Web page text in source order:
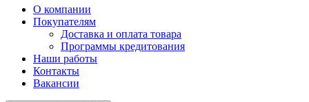
О компании
Покупателям
Доставка и оплата товара
Программы кредитования
Наши работы
Контакты
Вакансии